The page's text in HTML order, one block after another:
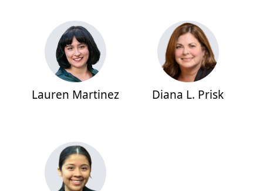
Lauren Martinez Diana L. Prisk